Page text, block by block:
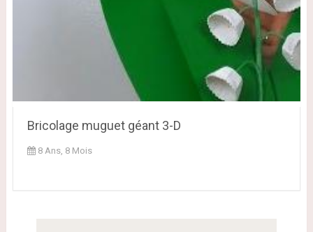
Bricolage muguet géant 3-D
8 Ans, 8 Mois